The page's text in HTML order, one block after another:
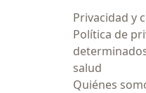
Privacidad y
Política de
salud
Quiénes